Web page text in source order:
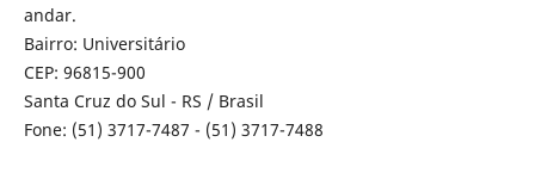
andar.
Bairro: Universitário
CEP: 96815-900
Santa Cruz do Sul - RS / Brasil
Fone: (51) 3717-7487 - (51) 3717-7488